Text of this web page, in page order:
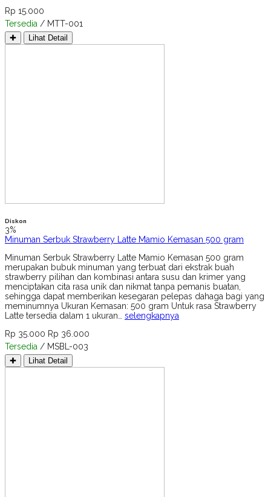
Rp 15.000
Tersedia / MTT-001
✚ Lihat Detail
Diskon
3%
Minuman Serbuk Strawberry Latte Mamio Kemasan 500 gram
Minuman Serbuk Strawberry Latte Mamio Kemasan 500 gram
merupakan bubuk minuman yang terbuat dari ekstrak buah
strawberry pilihan dan kombinasi antara susu dan krimer yang
menciptakan cita rasa unik dan nikmat tanpa pemanis buatan,
sehingga dapat memberikan kesegaran pelepas dahaga bagi yang
meminumnya Ukuran Kemasan: 500 gram Untuk rasa Strawberry
Latte tersedia dalam 1 ukuran… selengkapnya
Rp 35.000 Rp 36.000
Tersedia / MSBL-003
✚ Lihat Detail